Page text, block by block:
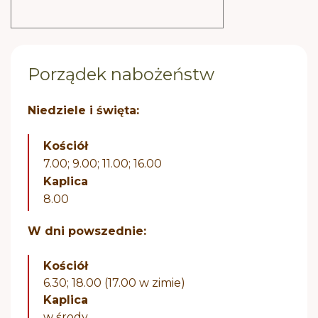
Porządek nabożeństw
Niedziele i święta:
Kościół
7.00; 9.00; 11.00; 16.00
Kaplica
8.00
W dni powszednie:
Kościół
6.30; 18.00 (17.00 w zimie)
Kaplica